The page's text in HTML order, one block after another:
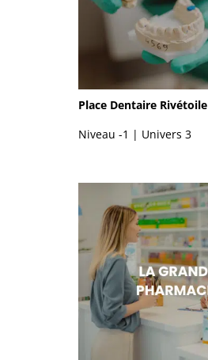
Place Dentaire Rivétoile
Niveau -1 | Univers 3